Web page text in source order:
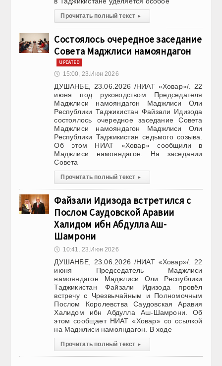
Прочитать полный текст ▸
Состоялось очередное заседание
Совета Маджлиси намояндагон
UPDATED
🕔 15:00, 23.Июн 2026
ДУШАНБЕ, 23.06.2026 /НИАТ «Ховар»/. 22
июня под руководством Председателя
Маджлиси намояндагон Маджлиси Оли
Республики Таджикистан Файзали Идизода
состоялось очередное заседание Совета
Маджлиси намояндагон Маджлиси Оли
Республики Таджикистан седьмого созыва.
Об этом НИАТ «Ховар» сообщили в
Маджлиси намояндагон. На заседании
Совета
Прочитать полный текст ▸
Файзали Идизода встретился с
Послом Саудовской Аравии
Халидом ибн Абдулла Аш-
Шамрони
🕔 10:41, 23.Июн 2026
ДУШАНБЕ, 23.06.2026 /НИАТ «Ховар»/. 22
июня Председатель Маджлиси
намояндагон Маджлиси Оли Республики
Таджикистан Файзали Идизода провёл
встречу с Чрезвычайным и Полномочным
Послом Королевства Саудовская Аравия
Халидом ибн Абдулла Аш-Шамрони. Об
этом сообщает НИАТ «Ховар» со ссылкой
на Маджлиси намояндагон. В ходе
Прочитать полный текст ▸